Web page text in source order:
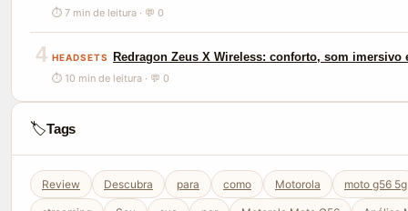
⏱ 7 min de leitura · 💬 0
4 HEADSETS Redragon Zeus X Wireless: conforto, som
⏱ 10 min de leitura · 💬 0
🏷️Tags
Review Descubra para como Motorola moto g56 5g